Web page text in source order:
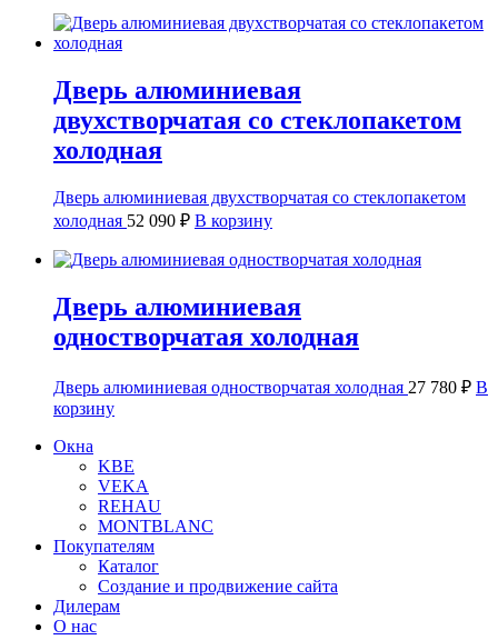
Дверь алюминиевая
двухстворчатая со стеклопакетом
холодная
Дверь алюминиевая двухстворчатая со стеклопакетом
холодная 52 090 ₽ В корзину
Дверь алюминиевая
одностворчатая холодная
Дверь алюминиевая одностворчатая холодная 27 780 ₽ В
корзину
Окна
KBE
VEKA
REHAU
MONTBLANC
Покупателям
Каталог
Создание и продвижение сайта
Дилерам
О нас